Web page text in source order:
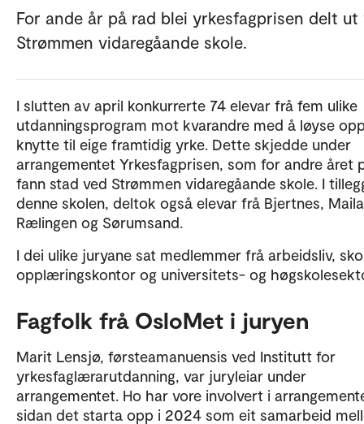
For ande år på rad blei yrkesfagprisen delt ut
Strømmen vidaregåande skole.
I slutten av april konkurrerte 74 elevar frå fem ulike
utdanningsprogram mot kvarandre med å løyse
knytte til eige framtidig yrke. Dette skjedde under
arrangementet Yrkesfagprisen, som for andre året
fann stad ved Strømmen vidaregåande skole. I
denne skolen, deltok også elevar frå Bjertnes,
Rælingen og Sørumsand.
I dei ulike juryane sat medlemmer frå arbeidsliv,
opplæringskontor og universitets- og
Fagfolk frå OsloMet i juryen
Marit Lensjø, førsteamanuensis ved Institutt for
yrkesfaglærarutdanning, var juryleiar under
arrangementet. Ho har vore involvert i
sidan det starta opp i 2024 som eit samarbeid